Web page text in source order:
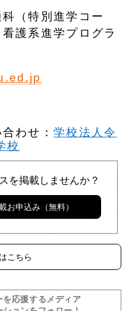
（特別進学コー
護系進学プログラ
わせ：​​学校法人令
校
を掲載しませんか？
お申込み（無料）
こちら
を応援するメディア